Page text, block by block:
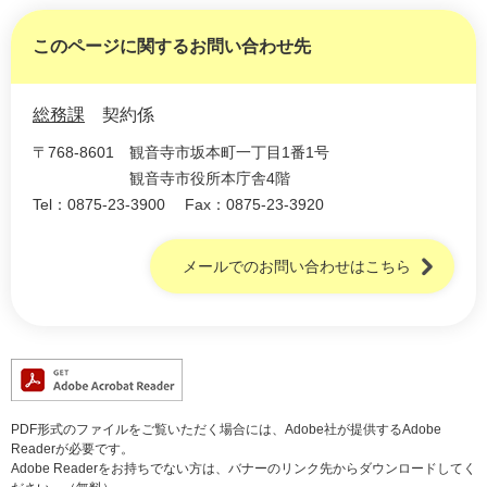
このページに関するお問い合わせ先
総務課 契約係
〒768-8601
観音寺市坂本町一丁目1番1号
観音寺市役所本庁舎4階
Tel：0875-23-3900
Fax：0875-23-3920
メールでのお問い合わせはこちら
PDF形式のファイルをご覧いただく場合には、Adobe社が提供するAdobe
Readerが必要です。
Adobe Readerをお持ちでない方は、バナーのリンク先からダウンロードしてく